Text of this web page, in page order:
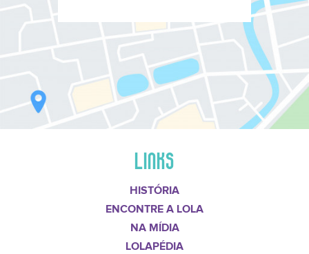
LINKS
HISTÓRIA
ENCONTRE A LOLA
NA MÍDIA
LOLAPÉDIA